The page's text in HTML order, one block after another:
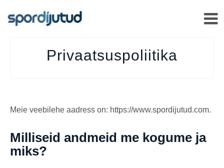
Privaatsuspoliitika
Meie veebilehe aadress on: https://www.spordijutud.com.
Milliseid andmeid me kogume ja
miks?